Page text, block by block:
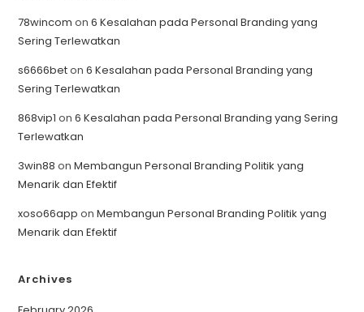
78wincom on6 Kesalahan pada Personal Branding yang
Sering Terlewatkan
s6666beton6 Kesalahan pada Personal Branding yang
Sering Terlewatkan
868vip1 on6 Kesalahan pada Personal Branding yang Sering
Terlewatkan
3win88 onMembangun Personal Branding Politik yang
Menarik dan Efektif
xoso66app onMembangun Personal Branding Politik yang
Menarik dan Efektif
Archives